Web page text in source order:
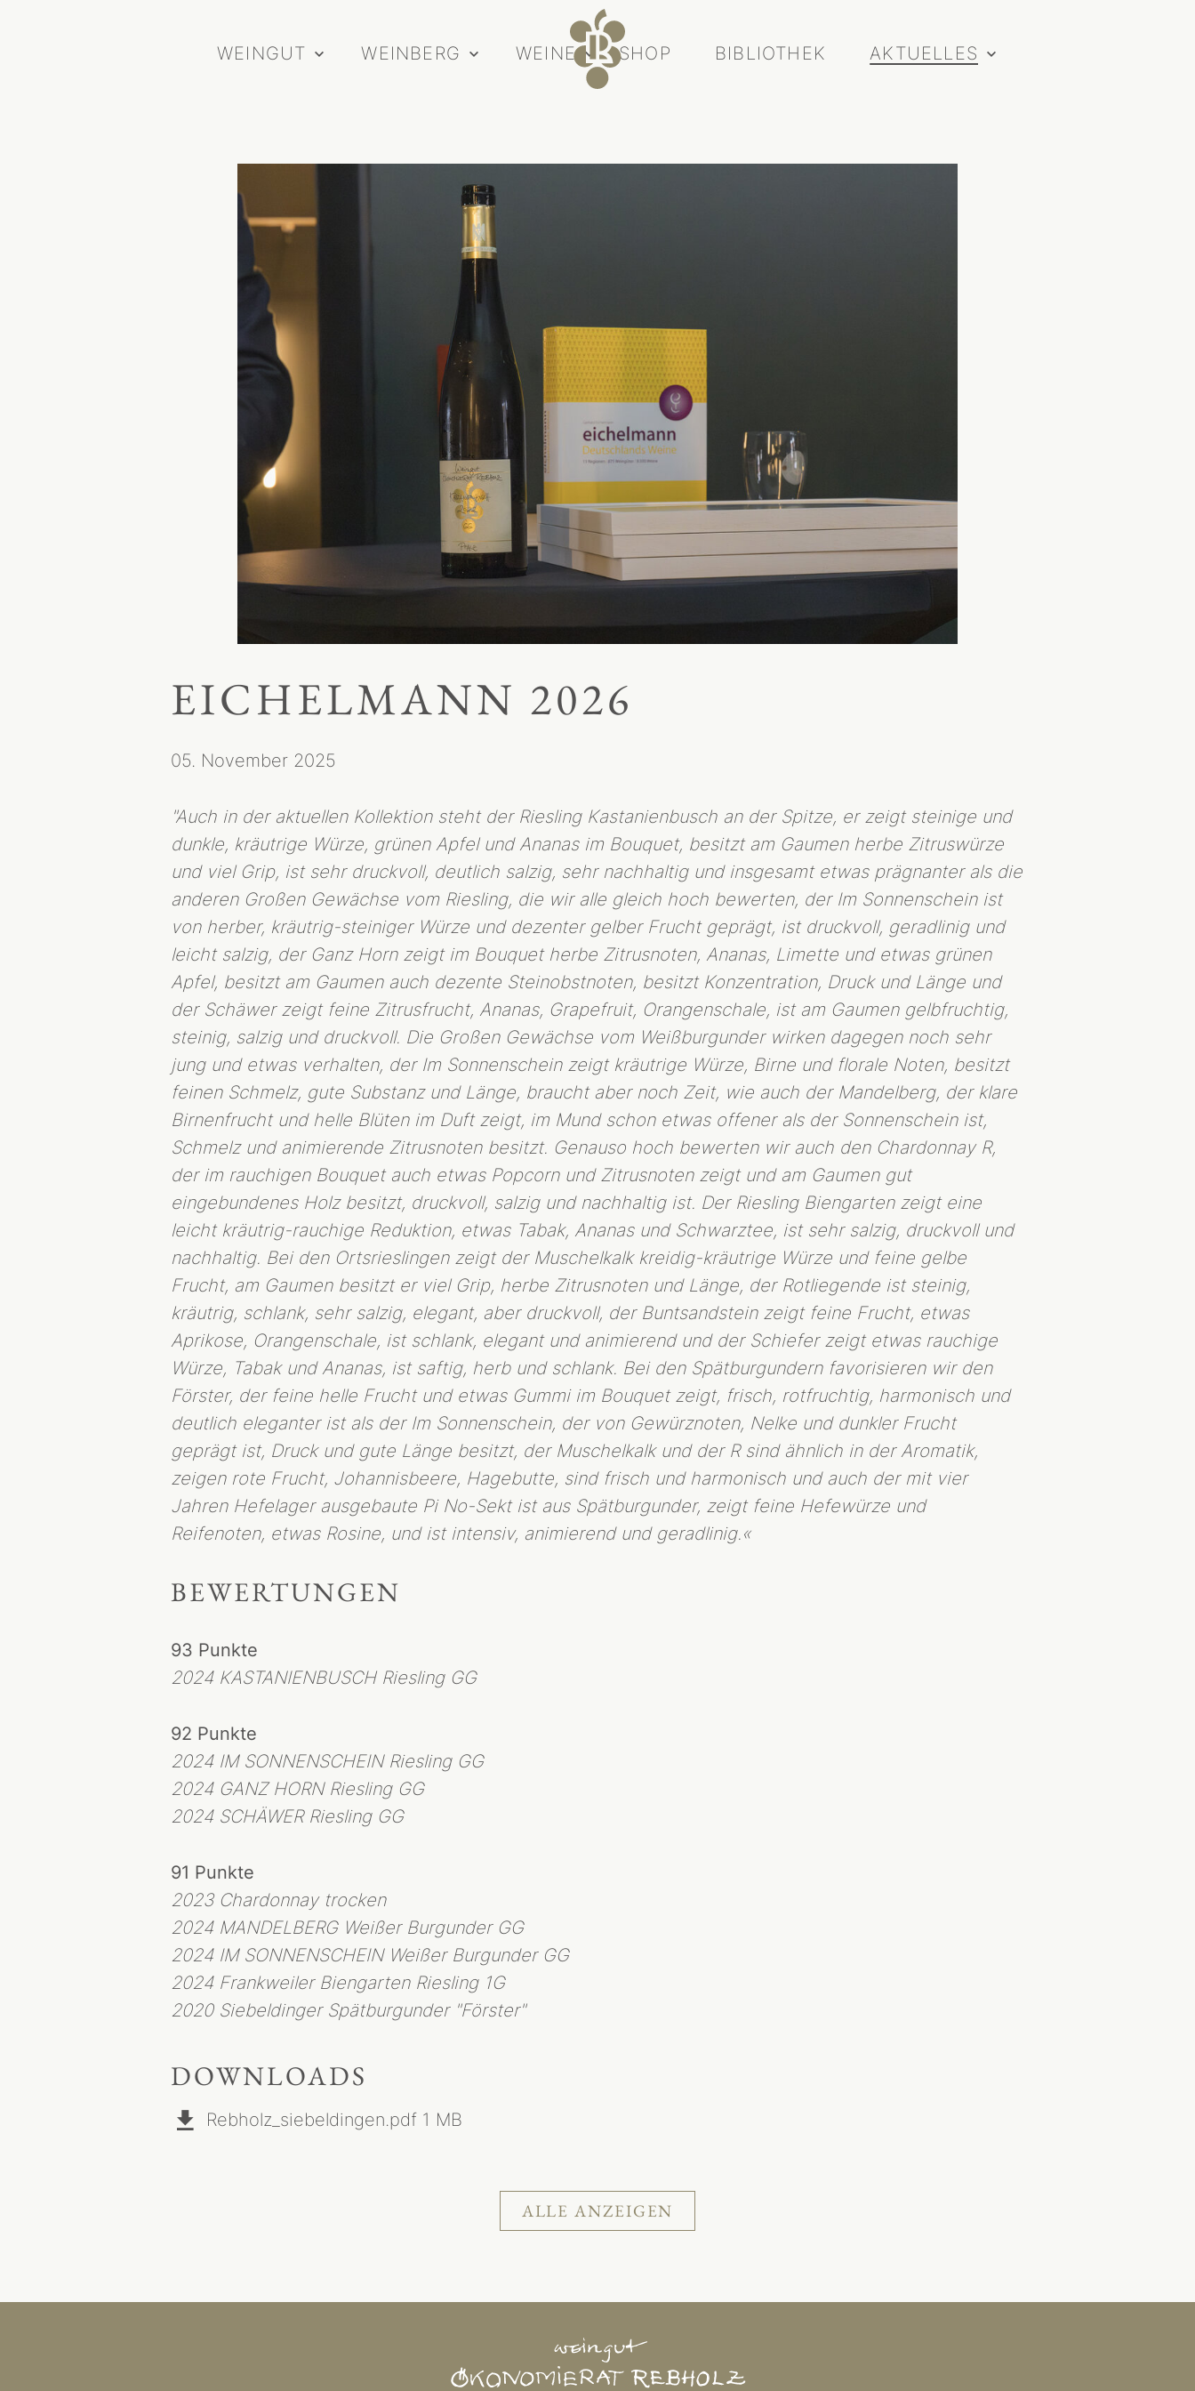
WEINGUT WEINBERG WEINE SHOP BIBLIOTHEK AKTUELLES
WEINGUT
MENSCHEN
GESCHICHTE
TYP REBHOLZ
WEINBERG
TERROIR
BIODYNAMIE
LAGEN
WEINE
HERKUNFT
R-WEINE
SEKT
SHOP
BIBLIOTHEK
AKTUELLES
PRESSESTIMMEN
VERANSTALTUNGEN
EICHELMANN 2026
05. November 2025
"Auch in der aktuellen Kollektion steht der Riesling Kastanienbusch an der Spitze, er zeigt steinige und
dunkle, kräutrige Würze, grünen Apfel und Ananas im Bouquet, besitzt am Gaumen herbe Zitruswürze
und viel Grip, ist sehr druckvoll, deutlich salzig, sehr nachhaltig und insgesamt etwas prägnanter als die
anderen Großen Gewächse vom Riesling, die wir alle gleich hoch bewerten, der Im Sonnenschein ist
von herber, kräutrig-steiniger Würze und dezenter gelber Frucht geprägt, ist druckvoll, geradlinig und
leicht salzig, der Ganz Horn zeigt im Bouquet herbe Zitrusnoten, Ananas, Limette und etwas grünen
Apfel, besitzt am Gaumen auch dezente Steinobstnoten, besitzt Konzentration, Druck und Länge und
der Schäwer zeigt feine Zitrusfrucht, Ananas, Grapefruit, Orangenschale, ist am Gaumen gelbfruchtig,
steinig, salzig und druckvoll. Die Großen Gewächse vom Weißburgunder wirken dagegen noch sehr
jung und etwas verhalten, der Im Sonnenschein zeigt kräutrige Würze, Birne und florale Noten, besitzt
feinen Schmelz, gute Substanz und Länge, braucht aber noch Zeit, wie auch der Mandelberg, der klare
Birnenfrucht und helle Blüten im Duft zeigt, im Mund schon etwas offener als der Sonnenschein ist,
Schmelz und animierende Zitrusnoten besitzt. Genauso hoch bewerten wir auch den Chardonnay R,
der im rauchigen Bouquet auch etwas Popcorn und Zitrusnoten zeigt und am Gaumen gut
eingebundenes Holz besitzt, druckvoll, salzig und nachhaltig ist. Der Riesling Biengarten zeigt eine
leicht kräutrig-rauchige Reduktion, etwas Tabak, Ananas und Schwarztee, ist sehr salzig, druckvoll und
nachhaltig. Bei den Ortsrieslingen zeigt der Muschelkalk kreidig-kräutrige Würze und feine gelbe
Frucht, am Gaumen besitzt er viel Grip, herbe Zitrusnoten und Länge, der Rotliegende ist steinig,
kräutrig, schlank, sehr salzig, elegant, aber druckvoll, der Buntsandstein zeigt feine Frucht, etwas
Aprikose, Orangenschale, ist schlank, elegant und animierend und der Schiefer zeigt etwas rauchige
Würze, Tabak und Ananas, ist saftig, herb und schlank. Bei den Spätburgundern favorisieren wir den
Förster, der feine helle Frucht und etwas Gummi im Bouquet zeigt, frisch, rotfruchtig, harmonisch und
deutlich eleganter ist als der Im Sonnenschein, der von Gewürznoten, Nelke und dunkler Frucht
geprägt ist, Druck und gute Länge besitzt, der Muschelkalk und der R sind ähnlich in der Aromatik,
zeigen rote Frucht, Johannisbeere, Hagebutte, sind frisch und harmonisch und auch der mit vier
Jahren Hefelager ausgebaute Pi No-Sekt ist aus Spätburgunder, zeigt feine Hefewürze und
Reifenoten, etwas Rosine, und ist intensiv, animierend und geradlinig.«
BEWERTUNGEN
93 Punkte
2024 KASTANIENBUSCH Riesling GG
92 Punkte
2024 IM SONNENSCHEIN Riesling GG
2024 GANZ HORN Riesling GG
2024 SCHÄWER Riesling GG
91 Punkte
2023 Chardonnay trocken
2024 MANDELBERG Weißer Burgunder GG
2024 IM SONNENSCHEIN Weißer Burgunder GG
2024 Frankweiler Biengarten Riesling 1G
2020 Siebeldinger Spätburgunder "Förster"
DOWNLOADS
Rebholz_siebeldingen.pdf 1 MB
ALLE ANZEIGEN